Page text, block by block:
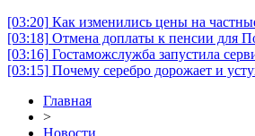
[03:20] Как изменились цены на
[03:18] Отмена доплаты к пенсии для
[03:16] Гостаможслужба запустила
[03:15] Почему серебро дорожает и
Главная
>
Новости